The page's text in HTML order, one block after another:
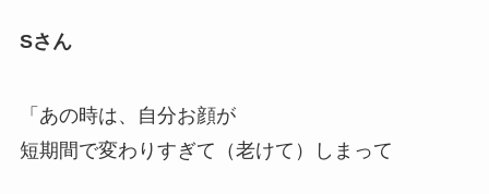
Sさん
「あの時は、自分お顔が
短期間で変わりすぎて（老けて）しまって